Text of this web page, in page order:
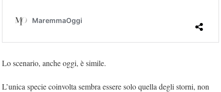
Lo scenario, anche oggi, è simile.
L’unica specie coinvolta sembra essere solo quella degli storni, non